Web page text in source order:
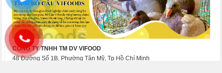
CÔNG TY TNHH TM DV VIFOOD
48 Đường Số 1B, Phường Tân Mỹ, Tp Hồ Chí Minh